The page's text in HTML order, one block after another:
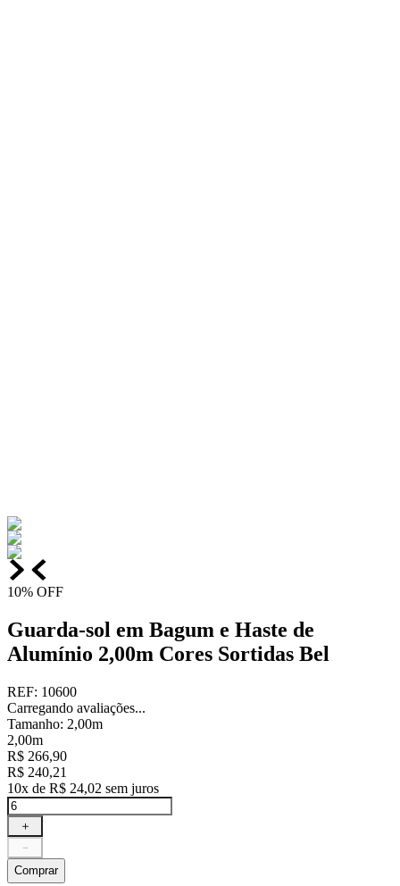
10% OFF
Guarda-sol em Bagum e Haste de
Alumínio 2,00m Cores Sortidas Bel
REF: 10600
Carregando avaliações...
Tamanho: 2,00m
2,00m
R$ 266,90
R$ 240,21
10x de R$ 24,02 sem juros
＋
－
Comprar